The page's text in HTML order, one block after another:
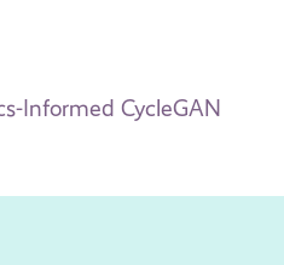
Informed CycleGAN